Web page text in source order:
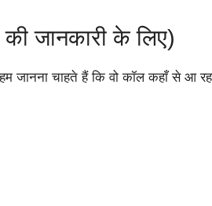
जानकारी के लिए)
जानना चाहते हैं कि वो कॉल कहाँ से आ